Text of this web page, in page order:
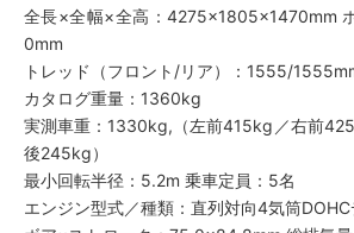
全長×全幅×全高：4275×1805×1470mm
0mm
トレッド（フロント/リア）：1555/
カタログ重量：1360kg
実測車重：1330kg,（左前415kg／右前
後245kg）
最小回転半径：5.2m 乗車定員：5名
エンジン型式／種類：直列対向4気筒